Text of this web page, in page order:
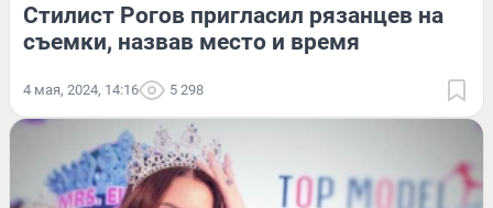
Стилист Рогов пригласил рязанцев на
съемки, назвав место и время
4 мая, 2024, 14:16 5 298